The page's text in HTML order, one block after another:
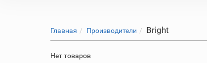
Главная Производители Bright
Нет товаров